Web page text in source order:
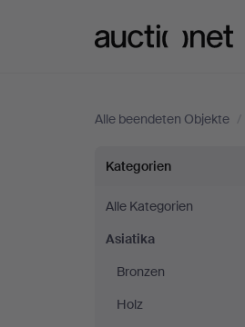
Alle beendeten Objekte /
Asiatika
bei
Borås
Auktionshall
Kategorien
Alle Kategorien
Asiatika
Bronzen
Holz